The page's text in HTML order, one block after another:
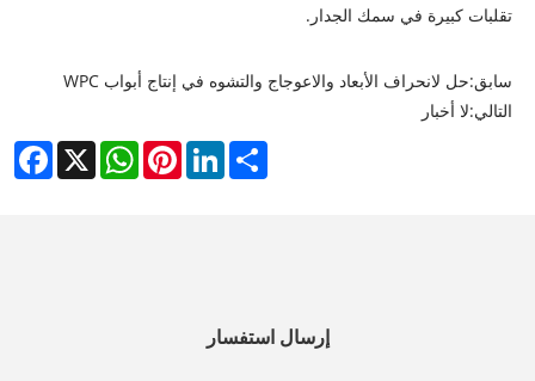
تقلبات كبيرة في سمك الجدار.
سابق:حل لانحراف الأبعاد والاعوجاج والتشوه في إنتاج أبواب WPC
التالي: لا أخبار
X
WhatsAppPinterestLinkedInShare
إرسال استفسار